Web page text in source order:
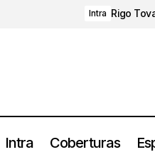
Intra Rigo
Intra Coberturas